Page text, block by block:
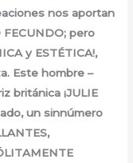
nos aportan
pero
y ESTÉTICA!,
Este hombre –
británica ¡JULIE
un sinnúmero